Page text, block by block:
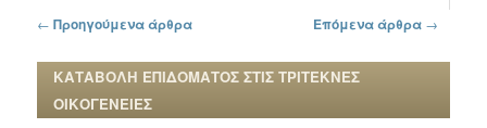
Πλοήγηση στα άρθρα
← Προηγούμενα άρθρα Επόμενα άρθρα →
ΚΑΤΑΒΟΛΗ ΕΠΙΔΟΜΑΤΟΣ ΣΤΙΣ ΤΡΙΤΕΚΝΕΣ
ΟΙΚΟΓΕΝΕΙΕΣ